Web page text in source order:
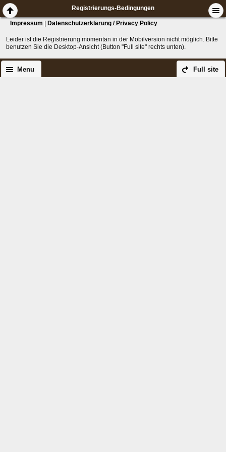
Registrierungs-Bedingungen
Impressum Datenschutzerklärung / Privacy Policy
Leider ist die Registrierung momentan in der Mobilversion nicht möglich. Bitte
benutzen Sie die Desktop-Ansicht (Button "Full site" rechts unten).
Full site
Menu